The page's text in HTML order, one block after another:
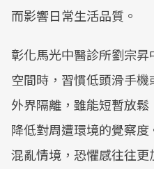
而影響日常生活品質。
彰化馬光中醫診所劉宗
空間時，習慣低頭滑手
外界隔離，雖能短暫放
降低對周遭環境的覺察
混亂情境，恐懼感往往